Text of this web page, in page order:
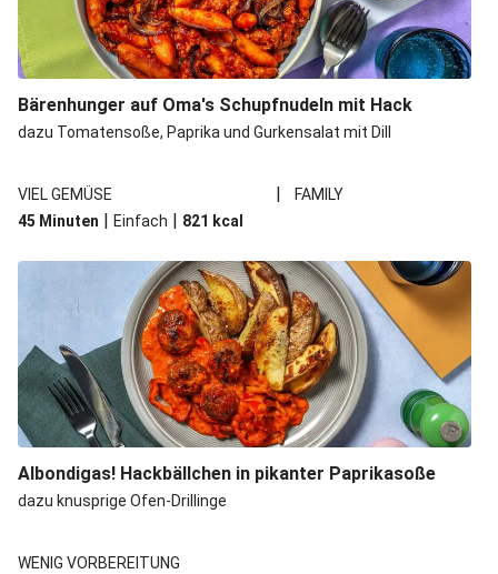
Bärenhunger auf Oma's Schupfnudeln mit Hack
dazu Tomatensoße, Paprika und Gurkensalat mit Dill
VIEL GEMÜSE |
FAMILY
45 Minuten | Einfach | 821 kcal
Albondigas! Hackbällchen in pikanter Paprikasoße
dazu knusprige Ofen-Drillinge
WENIG VORBEREITUNG